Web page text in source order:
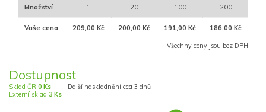
Množství 1 20 100 200
Vaše cena 209,00 Kč 200,00 Kč 191,00 Kč 186,00 Kč
Všechny ceny jsou bez DPH
Dostupnost
Sklad ČR 0 Ks
Externí sklad 3 Ks
Další naskladnění cca 3 dnů